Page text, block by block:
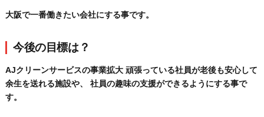
大阪で一番働きたい会社にする事です。
今後の目標は？
AJクリーンサービスの事業拡大 頑張っている社員が老後も安心して
余生を送れる施設や、 社員の趣味の支援ができるようにする事で
す。